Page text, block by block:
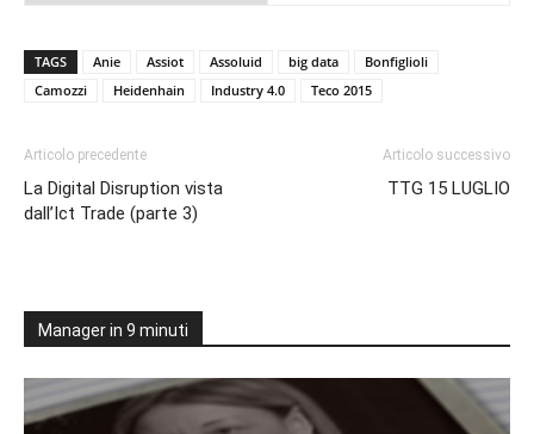
TAGS Anie Assiot Assoluid big data
Bonfiglioli
Camozzi
Heidenhain Industry 4.0 Teco 2015
Articolo precedente
La Digital Disruption vista
dall’Ict Trade (parte 3)
Articolo successivo
TTG 15 LUGLIO
Manager in 9 minuti